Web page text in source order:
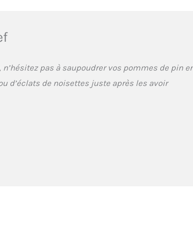
pas à saupoudrer vos pommes de pin
d’éclats de noisettes juste après les avoir